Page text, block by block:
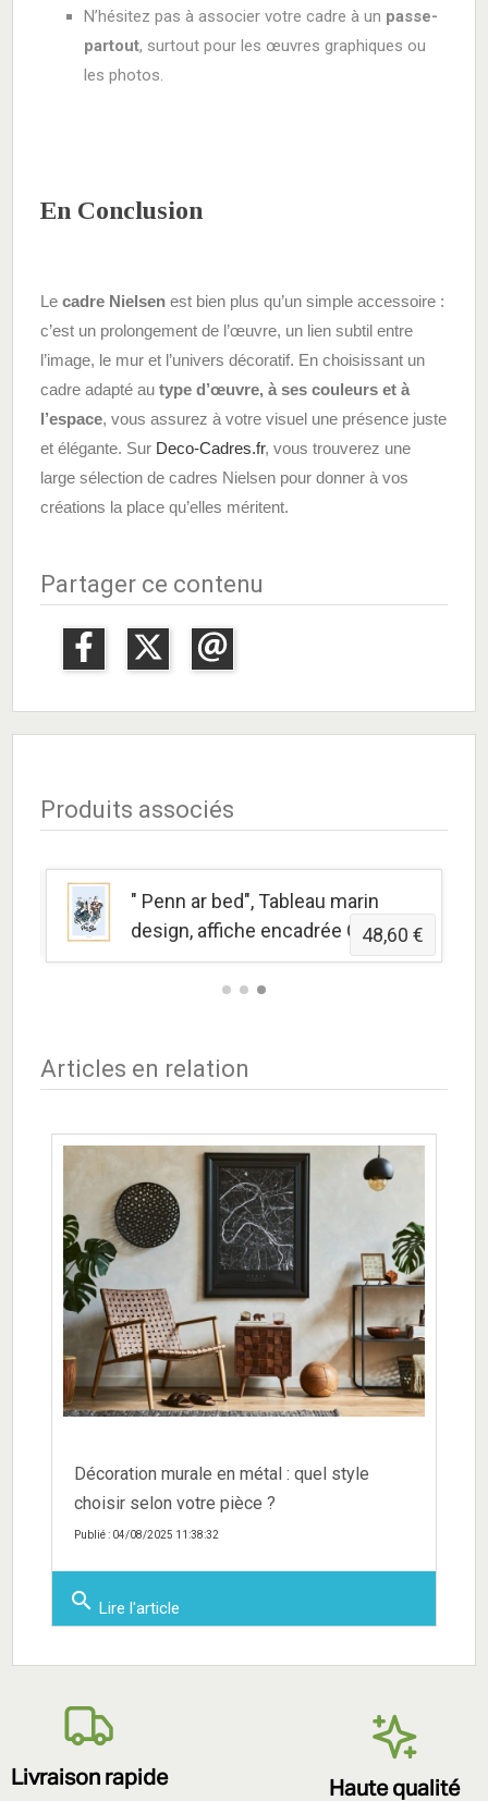
N’hésitez pas à associer votre cadre à un passe-
partout, surtout pour les œuvres graphiques ou
les photos.
En Conclusion
Le cadre Nielsen est bien plus qu’un simple accessoire :
c’est un prolongement de l’œuvre, un lien subtil entre
l’image, le mur et l’univers décoratif. En choisissant un
cadre adapté au type d’œuvre, à ses couleurs et à
l’espace, vous assurez à votre visuel une présence juste
et élégante. Sur Deco-Cadres.fr, vous trouverez une
large sélection de cadres Nielsen pour donner à vos
créations la place qu’elles méritent.
Partager ce contenu
Produits associés
" Penn ar bed", Tableau marin
design, affiche encadrée OXEA48,60 €
Articles en relation
Décoration murale en métal : quel style
choisir selon votre pièce ?
Publié : 04/08/2025 11:38:32
search Lire l'article
Livraison rapide Haute qualité